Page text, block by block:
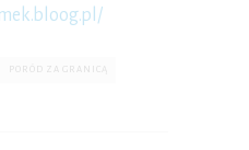
PORÓD ZA GRANICĄ